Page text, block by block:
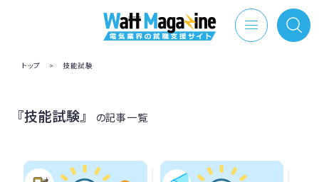
トップ > 技能試験
『技能試験』 の記事一覧